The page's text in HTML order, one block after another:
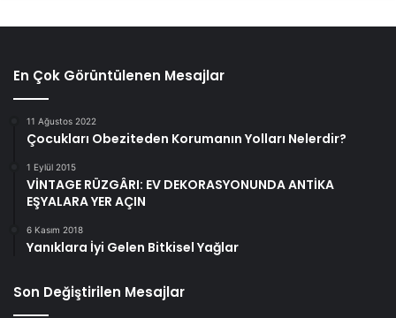
En Çok Görüntülenen Mesajlar
11 Ağustos 2022
Çocukları Obeziteden Korumanın Yolları Nelerdir?
1 Eylül 2015
VİNTAGE RÜZGÂRI: EV DEKORASYONUNDA ANTİKA
EŞYALARA YER AÇIN
6 Kasım 2018
Yanıklara İyi Gelen Bitkisel Yağlar
Son Değiştirilen Mesajlar